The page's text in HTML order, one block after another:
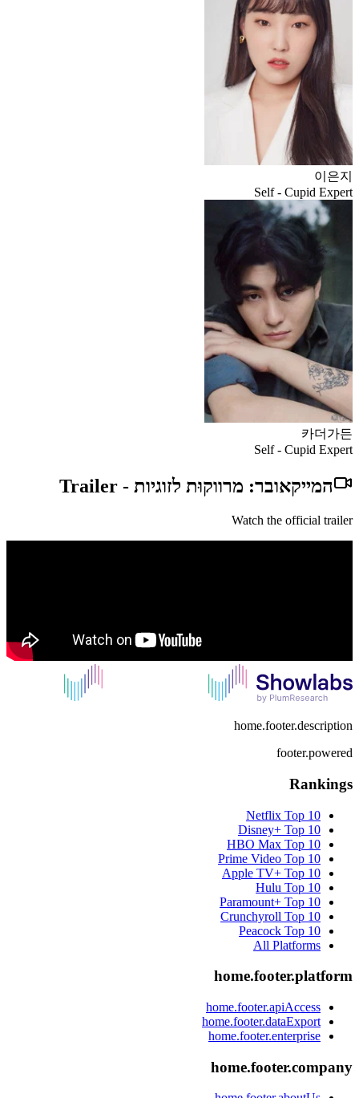
이은지
Self - Cupid Expert
카더가든
Self - Cupid Expert
המייקאובר: מרווקוּת לזוגיות -
Trailer
Watch the official trailer
home.footer.description
footer.powered
Rankings
Netflix Top 10
Disney+ Top 10
HBO Max Top 10
Prime Video Top 10
Apple TV+ Top 10
Hulu Top 10
Paramount+ Top 10
Crunchyroll Top 10
Peacock Top 10
All Platforms
home.footer.platform
home.footer.apiAccess
home.footer.dataExport
home.footer.enterprise
home.footer.company